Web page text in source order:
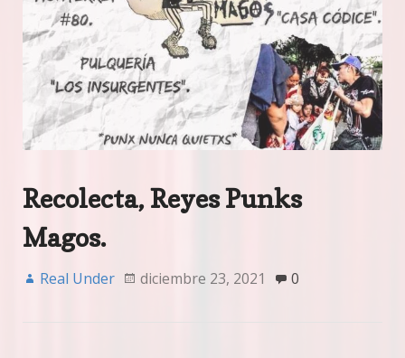
Recolecta, Reyes Punks
Magos.
Real Under diciembre 23, 2021 0